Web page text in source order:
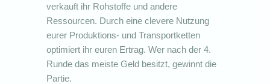
verkauft ihr Rohstoffe und andere
Ressourcen. Durch eine clevere Nutzung
eurer Produktions- und Transportketten
optimiert ihr euren Ertrag. Wer nach der 4.
Runde das meiste Geld besitzt, gewinnt die
Partie.